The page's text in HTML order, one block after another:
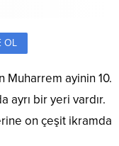
OL
Muharrem ayinin 10.
ayrı bir yeri vardır.
on çeşit ikramda